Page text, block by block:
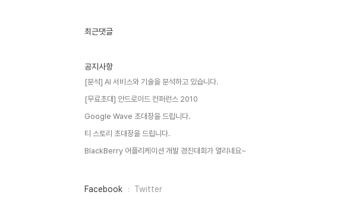
인
최근댓글
공지사항
[분석] AI 서비스와 기술을 분석하고 있습니다.
[무료초대] 안드로이드 컨퍼런스 2010
Google Wave 초대장을 드립니다.
티 스토리 초대장을 드립니다.
BlackBerry 어플리케이션 개발 경진대회가 열리네요~
페
Facebook Twitter